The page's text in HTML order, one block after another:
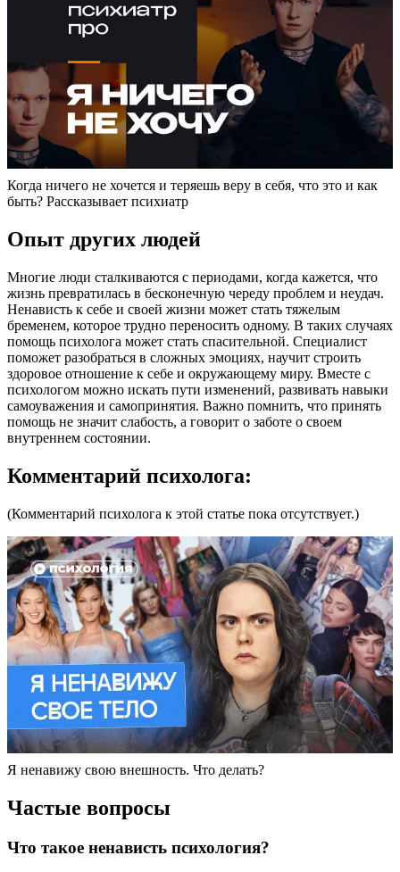
Когда ничего не хочется и теряешь веру в себя, что это и как
быть? Рассказывает психиатр
Опыт других людей
Многие люди сталкиваются с периодами, когда кажется, что
жизнь превратилась в бесконечную череду проблем и неудач.
Ненависть к себе и своей жизни может стать тяжелым
бременем, которое трудно переносить одному. В таких случаях
помощь психолога может стать спасительной. Специалист
поможет разобраться в сложных эмоциях, научит строить
здоровое отношение к себе и окружающему миру. Вместе с
психологом можно искать пути изменений, развивать навыки
самоуважения и самопринятия. Важно помнить, что принять
помощь не значит слабость, а говорит о заботе о своем
внутреннем состоянии.
Комментарий психолога:
(Комментарий психолога к этой статье пока отсутствует.)
Я ненавижу свою внешность. Что делать?
Частые вопросы
Что такое ненависть психология?